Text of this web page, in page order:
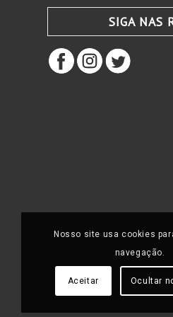
SIGA NAS
Nosso site usa cookies
navegação.
Aceitar Ocultar